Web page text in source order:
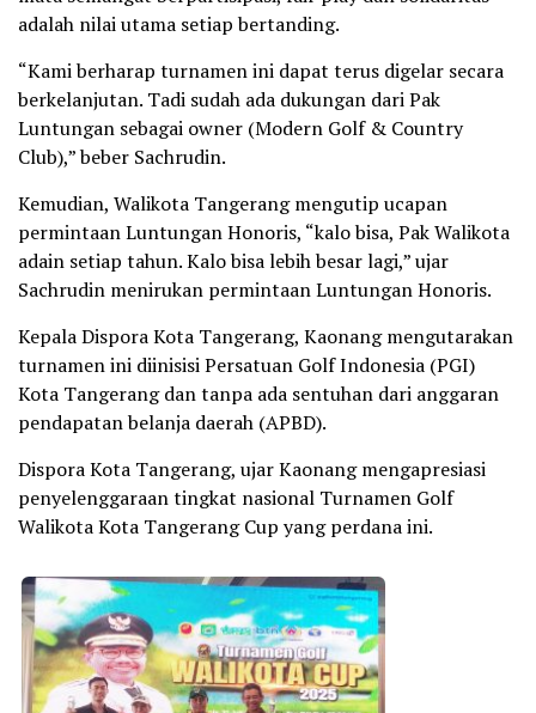
adalah nilai utama setiap bertanding.
“Kami berharap turnamen ini dapat terus digelar secara
berkelanjutan. Tadi sudah ada dukungan dari Pak
Luntungan sebagai owner (Modern Golf & Country
Club),” beber Sachrudin.
Kemudian, Walikota Tangerang mengutip ucapan
permintaan Luntungan Honoris, “kalo bisa, Pak Walikota
adain setiap tahun. Kalo bisa lebih besar lagi,” ujar
Sachrudin menirukan permintaan Luntungan Honoris.
Kepala Dispora Kota Tangerang, Kaonang mengutarakan
turnamen ini diinisisi Persatuan Golf Indonesia (PGI)
Kota Tangerang dan tanpa ada sentuhan dari anggaran
pendapatan belanja daerah (APBD).
Dispora Kota Tangerang, ujar Kaonang mengapresiasi
penyelenggaraan tingkat nasional Turnamen Golf
Walikota Kota Tangerang Cup yang perdana ini.